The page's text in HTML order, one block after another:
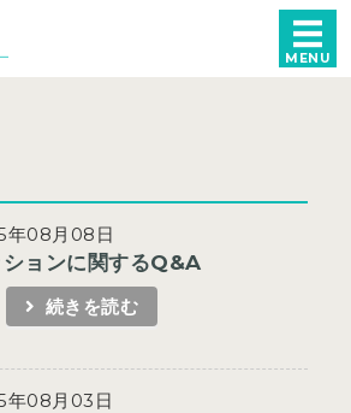
a.Michell −統合型コー
MENU
業主向け
年08月08日
ションに関するQ&A
続きを読む
年08月03日